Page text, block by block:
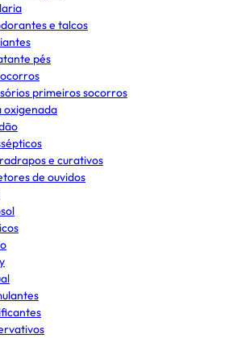
e talcos
pés
primeiros socorros
oxigenada
e curativos
de ouvidos